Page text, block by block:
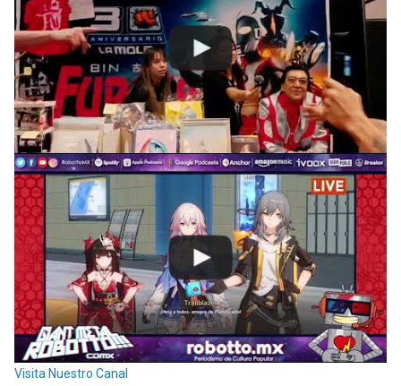
Visita Nuestro Canal